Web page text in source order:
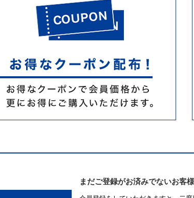
まだご登録がお済みでないお客様